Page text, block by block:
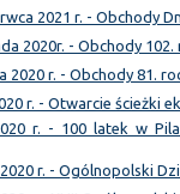
2021 r. - Obchody
2020r. - Obchody
2020 r. - Obchody 81.
r. - Otwarcie ścieżki
r. - 100 latek w
r. - Ogólnopolski